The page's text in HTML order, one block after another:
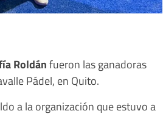
Roldánfueron las ganadoras
Pádel, en Quito.
a la organización que estuvo a